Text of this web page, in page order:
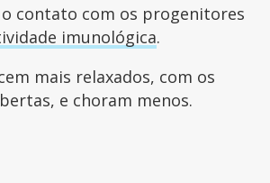
o contato com os progenitores
imunológica.
mais relaxados, com os
e choram menos.